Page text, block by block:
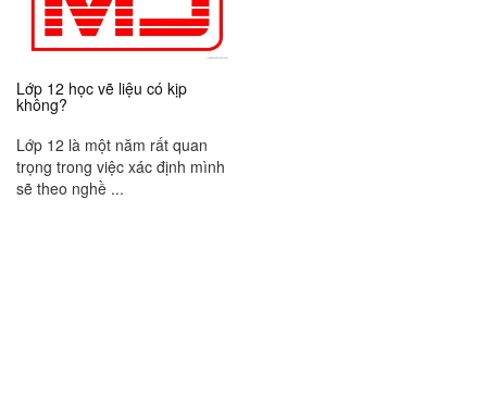
Lớp 12 học vẽ liệu có kịp
không?
Lớp 12 là một năm rất quan
trọng trong việc xác định mình
sẽ theo nghề ...